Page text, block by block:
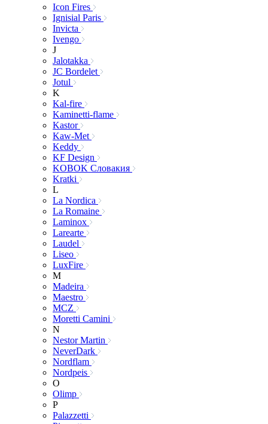
Icon Fires
Ignisial Paris
Invicta
Ivengo
J
Jalotakka
JC Bordelet
Jotul
K
Kal-fire
Kaminetti-flame
Kastor
Kaw-Met
Keddy
KF Design
KOBOK Словакия
Kratki
L
La Nordica
La Romaine
Laminox
Larearte
Laudel
Liseo
LuxFire
M
Madeira
Maestro
MCZ
Moretti Camini
N
Nestor Martin
NeverDark
Nordflam
Nordpeis
O
Olimp
P
Palazzetti